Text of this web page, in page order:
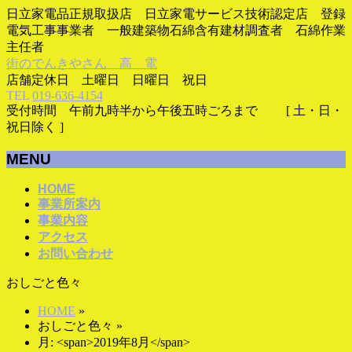
日立家電品正規取扱店 日立家電サービス技術認定店 登録
電気工事事業者 一般建築物石綿含有建材調査者 石綿作業
主任者
街のでんきやさん 高 電
店舗定休日 土曜日 日曜日 祝日
TEL 019-636-4154
受付時間 午前九時半から午後五時ごろまで [ 土・日・
祝日除く ]
MENU
ば
HOME
事業所案内
事業内容
アクセス
お問い合わせ
おしごと色々
HOME »
おしごと色々 »
月: <span>2019年8月</span>